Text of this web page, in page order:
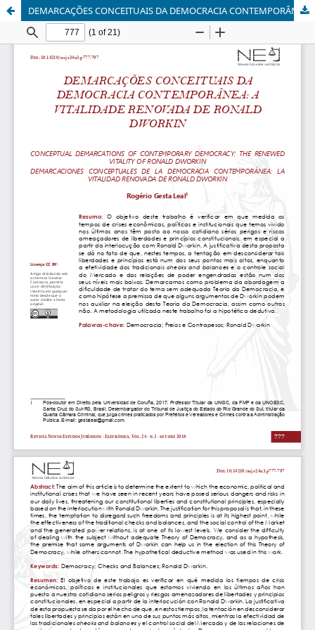
DEMARCAÇÕES CONCEITUAIS DA DEMOCRACIA CONTEMPORÂNEA: A VITALIDADE RENOVADA DE RONALD DWORKIN